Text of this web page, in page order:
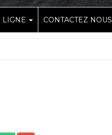
LIGNE CONTACTEZ NOUS